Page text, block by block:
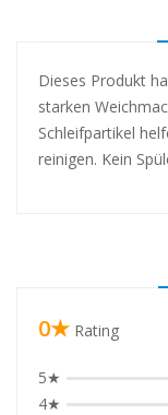
Dieses Produkt
starken
Schleifpartikel
reinigen. Kein
0★ Rating
5★
4★